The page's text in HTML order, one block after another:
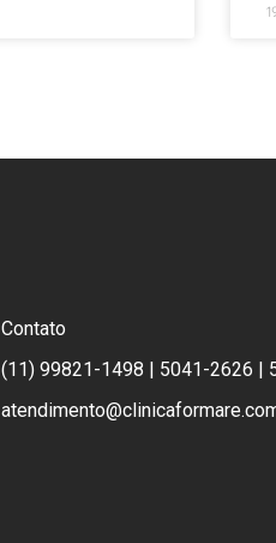
Contato
(11) 99821-1498 | 5041-2626 |